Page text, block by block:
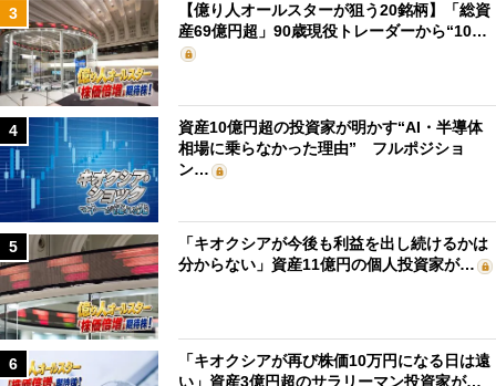
3
【億り人オールスターが狙う20銘柄】「総資
産69億円超」90歳現役トレーダーから“10…
4
資産10億円超の投資家が明かす“AI・半導体
相場に乗らなかった理由” フルポジショ
ン…
5
「キオクシアが今後も利益を出し続けるかは
分からない」資産11億円の個人投資家が…
6
「キオクシアが再び株価10万円になる日は遠
い」資産3億円超のサラリーマン投資家が…